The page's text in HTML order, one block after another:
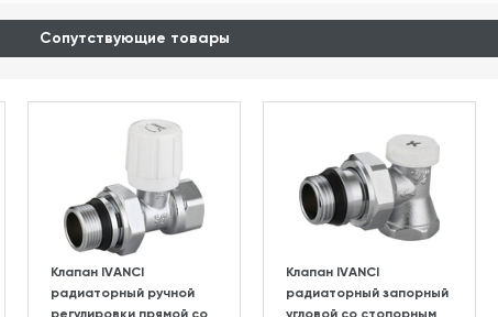
Сопутствующие товары
Клапан IVANCI
радиаторный ручной
Клапан IVANCI
радиаторный запорный